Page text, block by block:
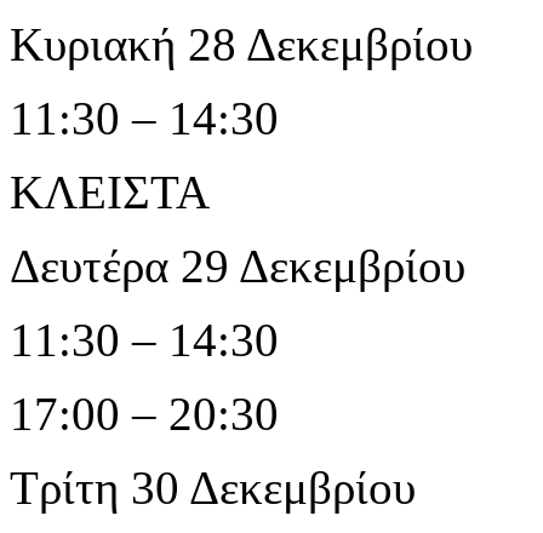
Κυριακή 28 Δεκεμβρίου
11:30 – 14:30
ΚΛΕΙΣΤΑ
Δευτέρα 29 Δεκεμβρίου
11:30 – 14:30
17:00 – 20:30
Τρίτη 30 Δεκεμβρίου